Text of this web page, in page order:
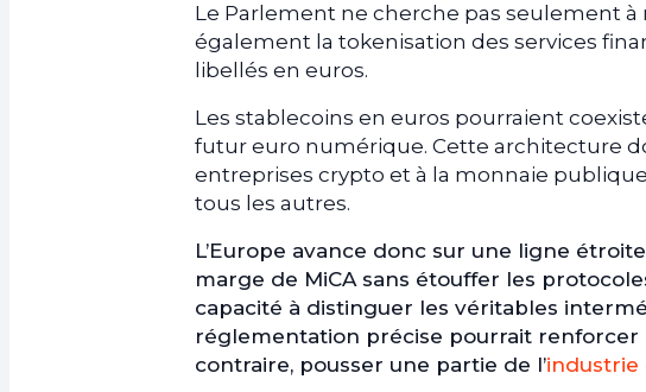
Le Parlement ne cherche pas seulement
également la tokenisation des services
libellés en euros.
Les stablecoins en euros pourraient
futur euro numérique. Cette architecture
entreprises crypto et à la monnaie
tous les autres.
L’Europe avance donc sur une ligne
marge de MiCA sans étouffer les
capacité à distinguer les véritables
réglementation précise pourrait
contraire, pousser une partie de l’industrie